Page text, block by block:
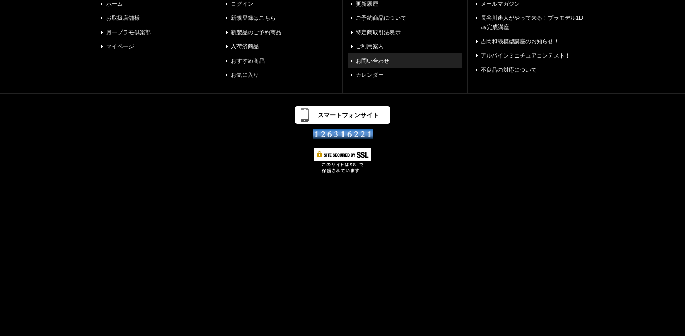
ホーム
お取扱店舗様
月一プラモ倶楽部
マイページ
ログイン
新規登録はこちら
新製品のご予約商品
入荷済商品
おすすめ商品
お気に入り
更新履歴
ご予約商品について
特定商取引法表示
ご利用案内
お問い合わせ
カレンダー
メールマガジン
長谷川迷人がやって来る！プラモデル1D
ay完成講座
吉岡和哉模型講座のお知らせ！
アルパインミニチュアコンテスト！
不良品の対応について
スマートフォンサイト